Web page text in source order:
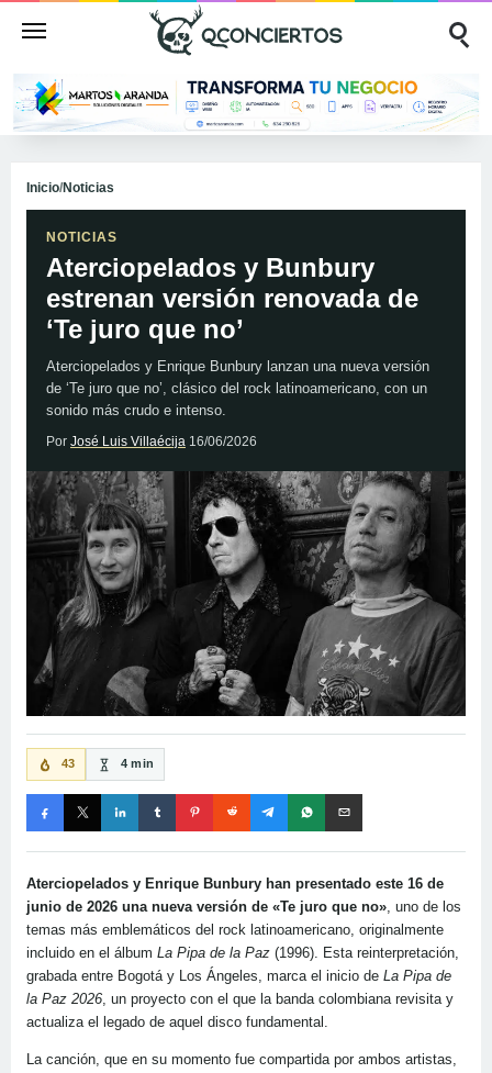
Inicio/Noticias
NOTICIAS
Aterciopelados y Bunbury
estrenan versión renovada de
‘Te juro que no’
Aterciopelados y Enrique Bunbury lanzan una nueva versión
de ‘Te juro que no’, clásico del rock latinoamericano, con un
sonido más crudo e intenso.
Por José Luis Villaécija 16/06/2026
43 4 min
Aterciopelados y Enrique Bunbury han presentado este 16 de
junio de 2026 una nueva versión de «Te juro que no» , uno de los
temas más emblemáticos del rock latinoamericano, originalmente
incluido en el álbum La Pipa de la Paz (1996). Esta reinterpretación,
grabada entre Bogotá y Los Ángeles, marca el inicio de La Pipa de
la Paz 2026 , un proyecto con el que la banda colombiana revisita y
actualiza el legado de aquel disco fundamental.
La canción, que en su momento fue compartida por ambos artistas,